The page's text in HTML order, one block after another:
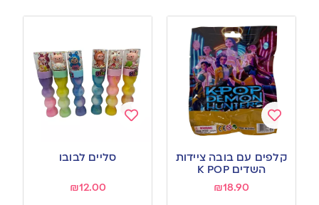
Add
to
wishlist
קלפים עם בובה ציידות
השדים K POP
₪18.90
wishlist
סליים לבובו
₪12.00